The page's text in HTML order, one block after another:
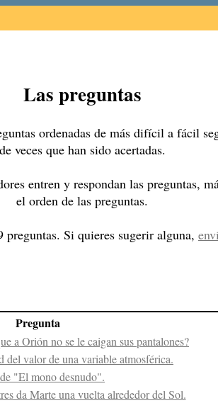
Las preguntas
ordenadas de más difícil a fácil
de veces que han sido acertadas.
entren y respondan las preguntas,
el orden de las preguntas.
preguntas. Si quieres sugerir alguna,
Pregunta
a Orión no se le caigan sus pantalones?
del valor de una variable atmosférica.
"El mono desnudo".
da Marte una vuelta alrededor del Sol.